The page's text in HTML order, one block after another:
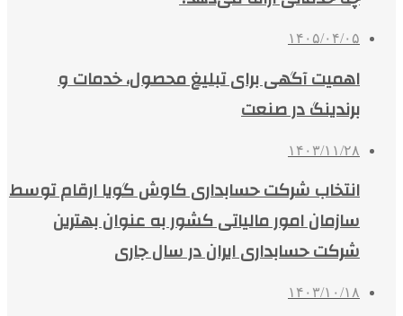
۱۴۰۵/۰۴/۰۵
اهمیت آگهی برای تبلیغ محصول، خدمات و
برندینگ در صنعت
۱۴۰۳/۱۱/۲۸
انتخاب شرکت حسابداری کاوش گویا ارقام توسط
سازمان امور مالیاتی کشور به عنوان بهترین
شرکت حسابداری ایران در سال جاری
۱۴۰۳/۱۰/۱۸